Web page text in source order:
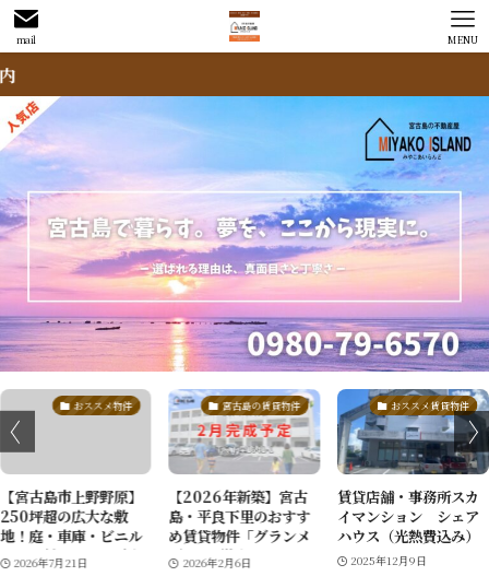
mail MENU
おススメ物件
【宮古島市上野野原】
250坪超の広大な敷
地！庭・車庫・ビニル
ハウス付き5LDK平家
住宅｜自分好みにリフ
2026年7月21日
宮古島の賃貸物件
【2026年新築】宮古
島・平良下里のおすす
め賃貸物件「グランメ
ゾンS」徹底ガイド！
2026年2月6日
おススメ賃貸物件
賃貸店舗・事務所スカ
イマンション シェア
ハウス（光熱費込み）
2025年12月9日